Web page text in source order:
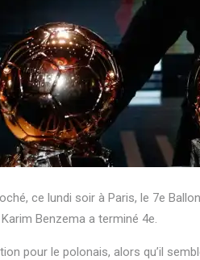
ce lundi soir à Paris, le 7e
Benzema a terminé 4e.
pour le polonais, alors qu’il